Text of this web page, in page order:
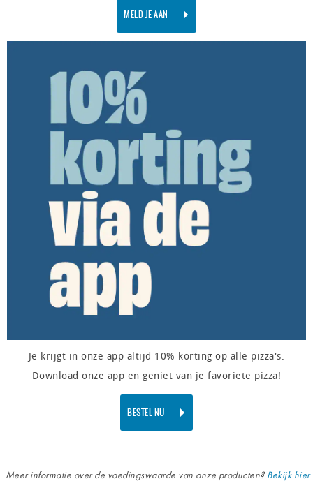
MELD JE AAN
Je krijgt in onze app altijd 10% korting op alle pizza's.
Download onze app en geniet van je favoriete pizza!
BESTEL NU
Meer informatie over de voedingswaarde van onze producten?Bekijk hier